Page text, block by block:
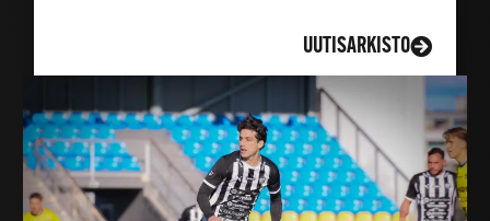
UUTISARKISTO